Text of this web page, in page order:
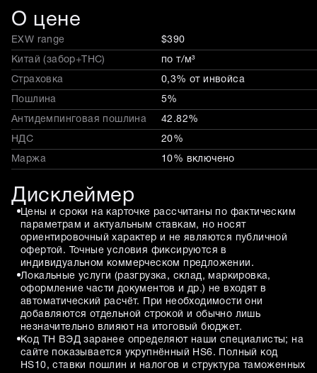
О цене
EXW range $390
Китай (забор+THC) по т/м³
Страховка 0,3% от инвойса
Пошлина 5%
Антидемпинговая пошлина 42.82%
НДС 20%
Маржа 10% включено
Дисклеймер
Цены и сроки на карточке рассчитаны по фактическим
параметрам и актуальным ставкам, но носят
ориентировочный характер и не являются публичной
офертой. Точные условия фиксируются в
индивидуальном коммерческом предложении.
Локальные услуги (разгрузка, склад, маркировка,
оформление части документов и др.) не входят в
автоматический расчёт. При необходимости они
добавляются отдельной строкой и обычно лишь
незначительно влияют на итоговый бюджет.
Код ТН ВЭД заранее определяют наши специалисты; на
сайте показывается укрупнённый HS6. Полный код
HS10, ставки пошлин и налогов и структура таможенных